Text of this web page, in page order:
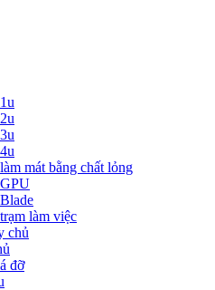
mát bằng chất lỏng
làm việc
chủ
đỡ